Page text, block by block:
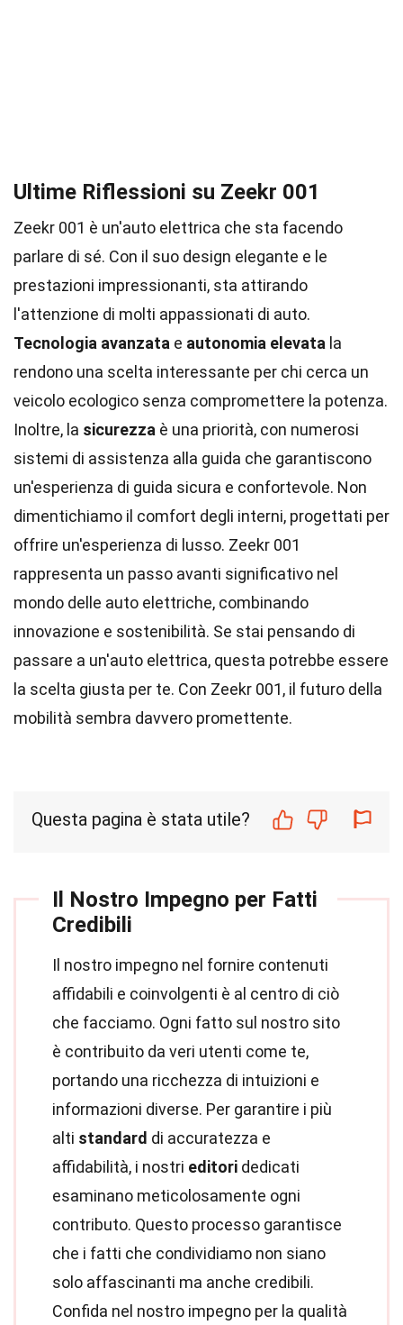
Ultime Riflessioni su Zeekr 001
Zeekr 001 è un'auto elettrica che sta facendo
parlare di sé. Con il suo design elegante e le
prestazioni impressionanti, sta attirando
l'attenzione di molti appassionati di auto.
Tecnologia avanzata e autonomia elevata la
rendono una scelta interessante per chi cerca un
veicolo ecologico senza compromettere la potenza.
Inoltre, la sicurezza è una priorità, con numerosi
sistemi di assistenza alla guida che garantiscono
un'esperienza di guida sicura e confortevole. Non
dimentichiamo il comfort degli interni, progettati per
offrire un'esperienza di lusso. Zeekr 001
rappresenta un passo avanti significativo nel
mondo delle auto elettriche, combinando
innovazione e sostenibilità. Se stai pensando di
passare a un'auto elettrica, questa potrebbe essere
la scelta giusta per te. Con Zeekr 001, il futuro della
mobilità sembra davvero promettente.
Questa pagina è stata utile?
Il Nostro Impegno per Fatti
Credibili
Il nostro impegno nel fornire contenuti
affidabili e coinvolgenti è al centro di ciò
che facciamo. Ogni fatto sul nostro sito
è contribuito da veri utenti come te,
portando una ricchezza di intuizioni e
informazioni diverse. Per garantire i più
alti standard di accuratezza e
affidabilità, i nostri editori dedicati
esaminano meticolosamente ogni
contributo. Questo processo garantisce
che i fatti che condividiamo non siano
solo affascinanti ma anche credibili.
Confida nel nostro impegno per la qualità